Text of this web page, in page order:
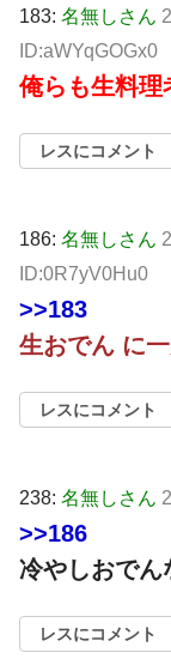
183: 名無しさん
ID:aWYqGOGx0
俺らも生料理
レスにコメント
186: 名無しさん
ID:0R7yV0Hu0
>>183
生おでん に
レスにコメント
238: 名無しさん
>>186
冷やしおでん
レスにコメント